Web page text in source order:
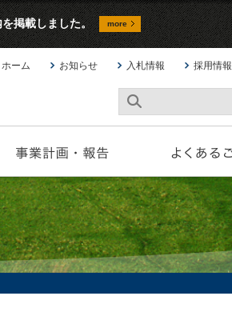
掲載しました。 more
ホーム お知らせ 入札情報 採用情報